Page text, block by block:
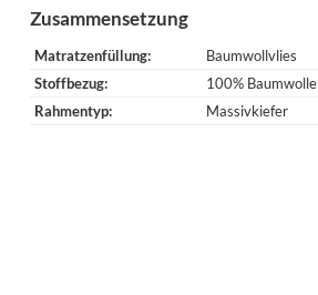
Zusammensetzung
Matratzenfüllung
Baumwollvlies
Stoffbezug
100% Baumwolle
Rahmentyp
Massivkiefer